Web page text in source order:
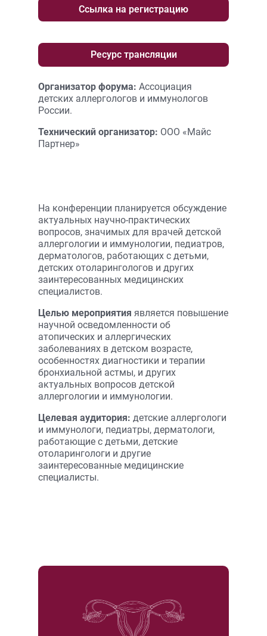
Ссылка на регистрацию
Ресурс трансляции
Организатор форума: Ассоциация
детских аллергологов и иммунологов
России.
Технический организатор: ООО «Майс
Партнер»
На конференции планируется обсуждение
актуальных научно-практических
вопросов, значимых для врачей детской
аллергологии и иммунологии, педиатров,
дерматологов, работающих с детьми,
детских отоларингологов и других
заинтересованных медицинских
специалистов.
Целью мероприятия является повышение
научной осведомленности об
атопических и аллергических
заболеваниях в детском возрасте,
особенностях диагностики и терапии
бронхиальной астмы, и других
актуальных вопросов детской
аллергологии и иммунологии.
Целевая аудитория: детские аллергологи
и иммунологи, педиатры, дерматологи,
работающие с детьми, детские
отоларингологи и другие
заинтересованные медицинские
специалисты.